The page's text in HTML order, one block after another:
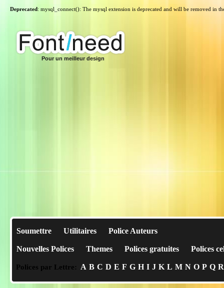
Deprecated: mysql_connect(): The mysql extension is deprecated and will be removed in
Pour un meilleur design
Soumettre Utilitaires Police Auteurs
Nouvelles Polices Themes Polices gratuites Polices
Polices par Lettre: A B C D E F G H I J K L M N O P Q R